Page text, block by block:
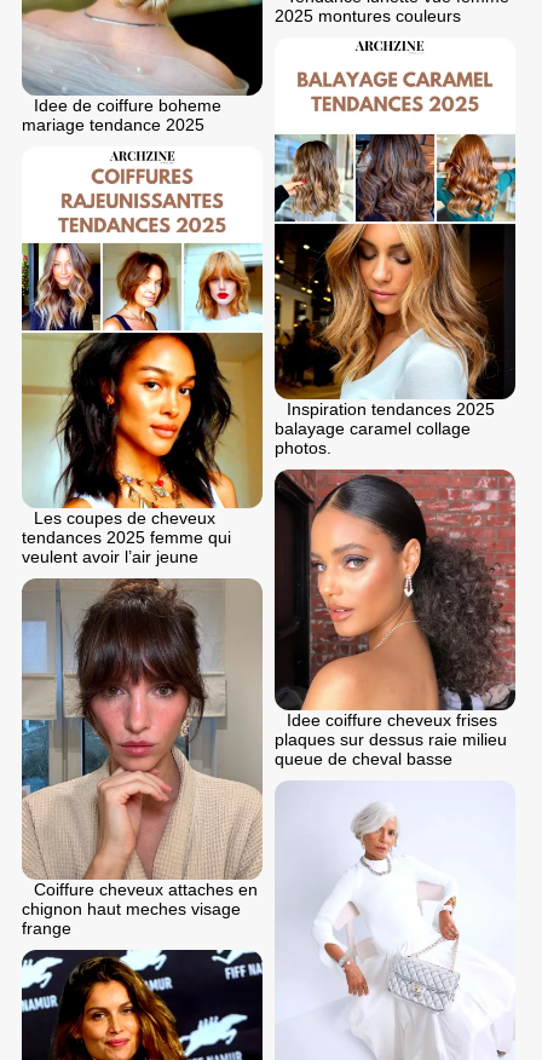
2025 montures couleurs
Idee de coiffure boheme
mariage tendance 2025
Inspiration tendances 2025
balayage caramel collage
photos.
Les coupes de cheveux
tendances 2025 femme qui
veulent avoir l’air jeune
Idee coiffure cheveux frises
plaques sur dessus raie milieu
queue de cheval basse
Coiffure cheveux attaches en
chignon haut meches visage
frange